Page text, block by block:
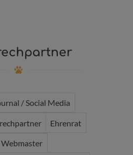
/ Social Media
Ehrenrat
Webmaster